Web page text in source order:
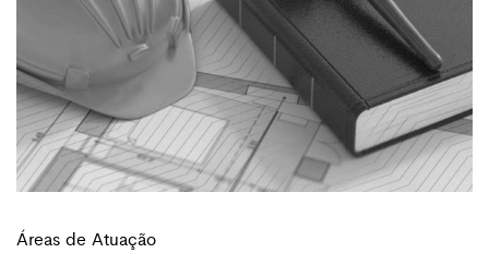
Áreas de Atuação